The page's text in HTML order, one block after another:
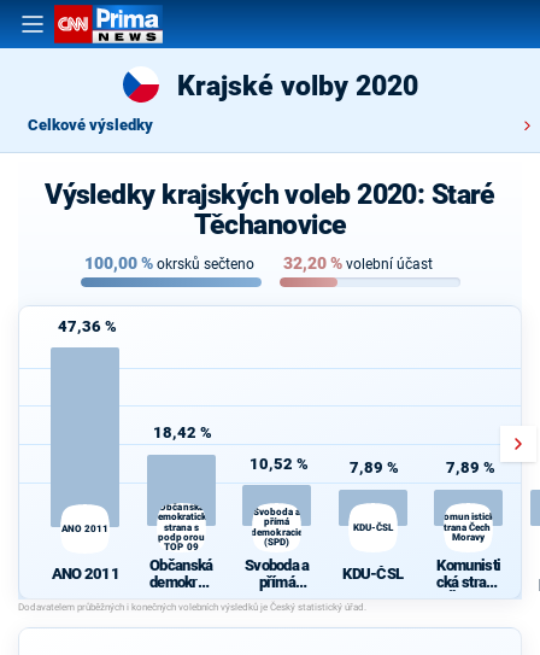
Krajské volby 2020
Celkové výsledky
Výsledky krajských voleb 2020: Staré
Těchanovice
100,00% okrsků sečteno 32,20% volební účast
47,36 %
ANO 2011
ANO 2011
18,42 %
Občanská
demokratická
strana s
podporou
TOP 09
Občanská
demokrati
cká strana
s podporou
TOP 09
10,52 %
Svoboda a
přímá
demokracie
(SPD)
Svoboda a
přímá
demokraci
e (SPD)
7,89 %
KDU-ČSL
KDU-ČSL
7,89 %
Komunistická
strana Čech a
Moravy
Komunisti
cká strana
Čech a